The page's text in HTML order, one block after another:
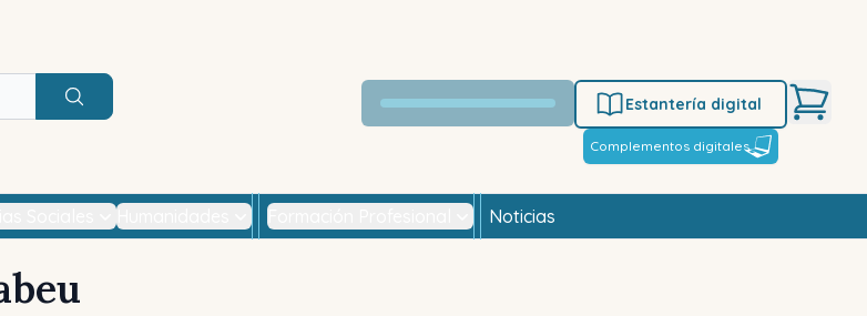
Buscar
Estantería digital
Complementos digitales
Noticias